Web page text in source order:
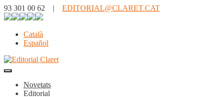
93 301 00 62 | EDITORIAL@CLARET.CAT
Català
Español
Novetats
Editorial